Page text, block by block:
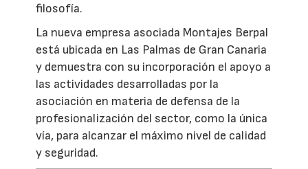
filosofía.
La nueva empresa asociada Montajes Berpal
está ubicada en Las Palmas de Gran Canaria
y demuestra con su incorporación el apoyo a
las actividades desarrolladas por la
asociación en materia de defensa de la
profesionalización del sector, como la única
vía, para alcanzar el máximo nivel de calidad
y seguridad.